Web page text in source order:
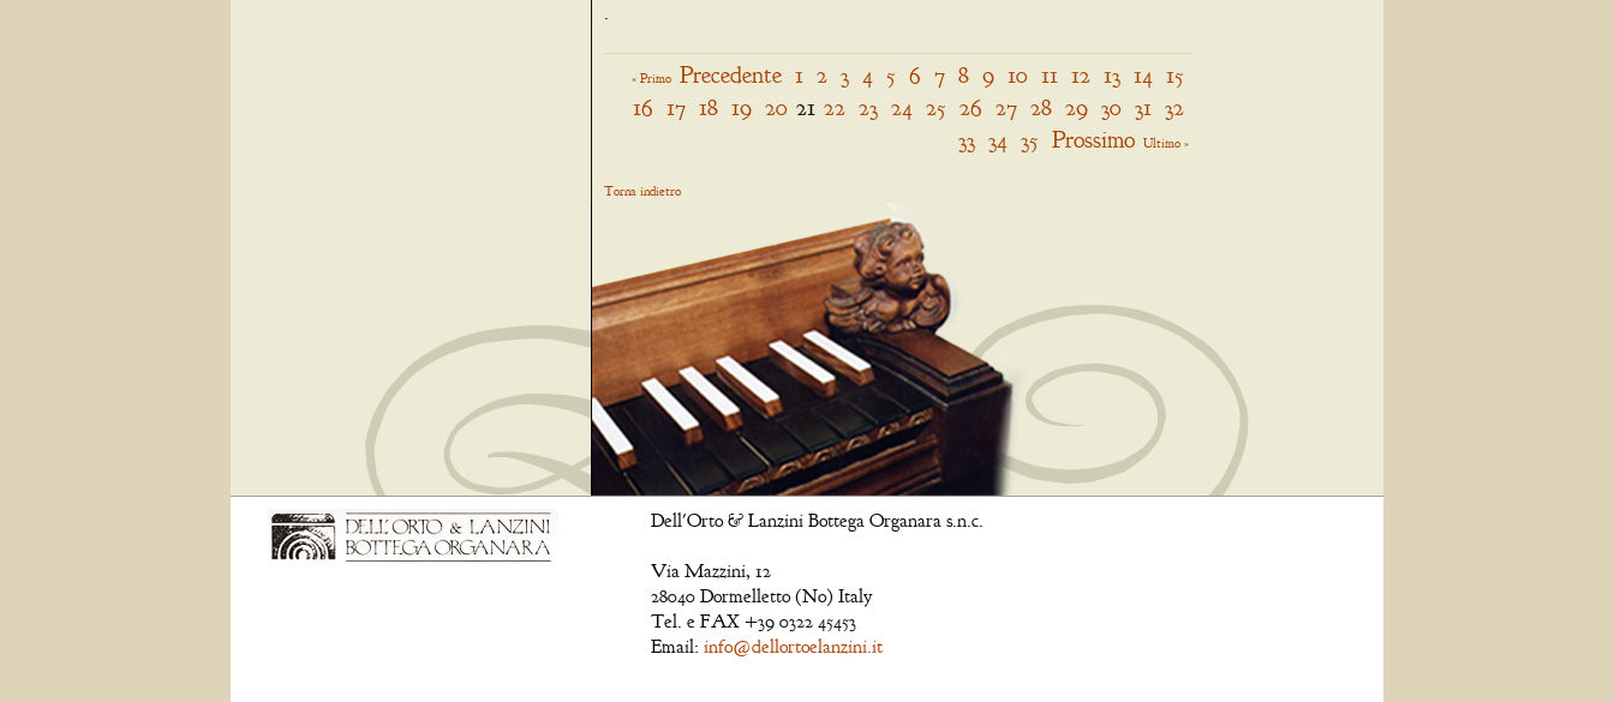
.
« Primo Precedente 1 2 3 4 5 6 7 8 9 10 11 12 13 14 15
16 17 18 19 20 21 22 23 24 25 26 27 28 29 30 31 32
33 34 35 Prossimo Ultimo »
Torna indietro
Dell'Orto & Lanzini Bottega Organara s.n.c.
Via Mazzini, 12
28040 Dormelletto (No) Italy
Tel. e FAX +39 0322 45453
Email: info@dellortoelanzini.it